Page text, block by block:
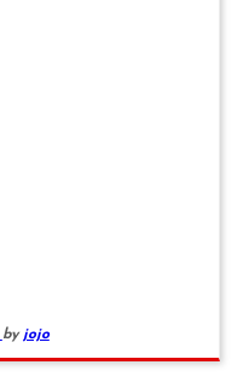
by jojo